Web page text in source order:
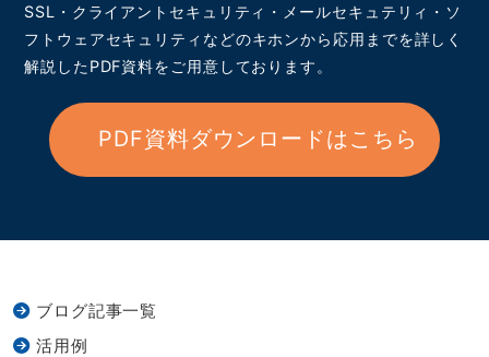
SSL・クライアントセキュリティ・メールセキュテリィ・ソ
フトウェアセキュリティなどのキホンから応用までを詳しく
解説したPDF資料をご用意しております。
PDF資料ダウンロードはこちら
ブログ記事一覧
活用例